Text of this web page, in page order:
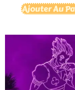
Ajouter Au